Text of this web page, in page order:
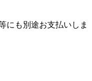
にも別途お支払いしま